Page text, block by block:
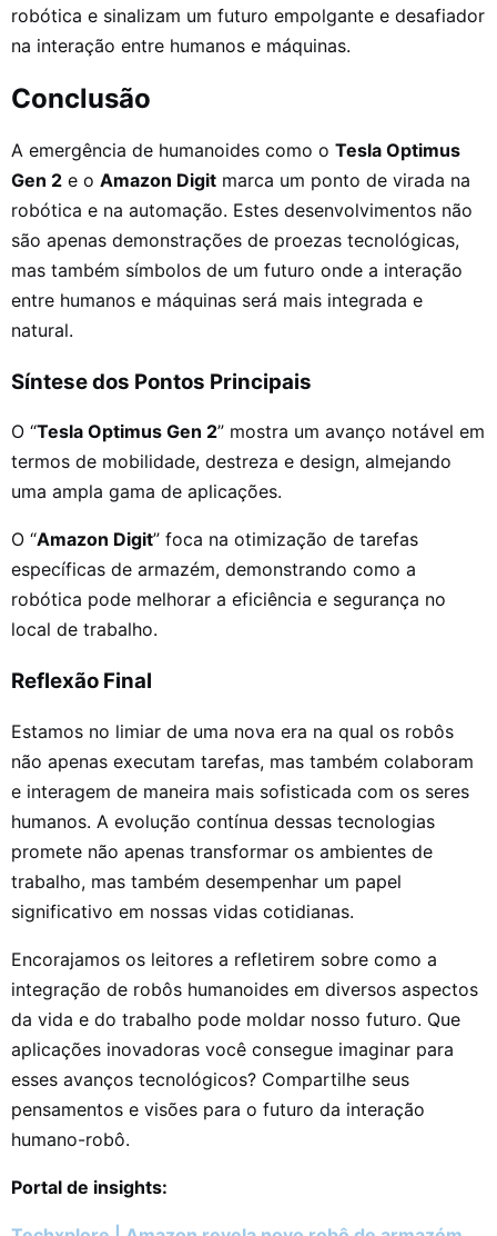
robótica e sinalizam um futuro empolgante e desafiador
na interação entre humanos e máquinas.
Conclusão
A emergência de humanoides como o Tesla Optimus
Gen 2 e o Amazon Digit marca um ponto de virada na
robótica e na automação. Estes desenvolvimentos não
são apenas demonstrações de proezas tecnológicas,
mas também símbolos de um futuro onde a interação
entre humanos e máquinas será mais integrada e
natural.
Síntese dos Pontos Principais
O “Tesla Optimus Gen 2” mostra um avanço notável em
termos de mobilidade, destreza e design, almejando
uma ampla gama de aplicações.
O “Amazon Digit” foca na otimização de tarefas
específicas de armazém, demonstrando como a
robótica pode melhorar a eficiência e segurança no
local de trabalho.
Reflexão Final
Estamos no limiar de uma nova era na qual os robôs
não apenas executam tarefas, mas também colaboram
e interagem de maneira mais sofisticada com os seres
humanos. A evolução contínua dessas tecnologias
promete não apenas transformar os ambientes de
trabalho, mas também desempenhar um papel
significativo em nossas vidas cotidianas.
Encorajamos os leitores a refletirem sobre como a
integração de robôs humanoides em diversos aspectos
da vida e do trabalho pode moldar nosso futuro. Que
aplicações inovadoras você consegue imaginar para
esses avanços tecnológicos? Compartilhe seus
pensamentos e visões para o futuro da interação
humano-robô.
Portal de insights: